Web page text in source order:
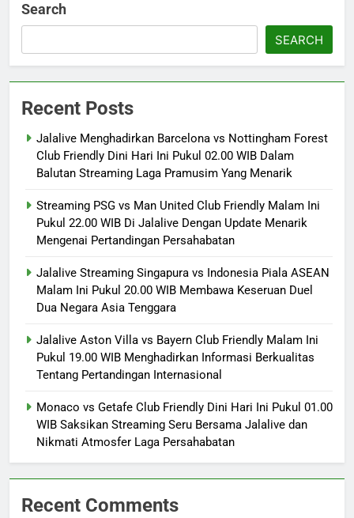
Search
SEARCH
Recent Posts
Jalalive Menghadirkan Barcelona vs Nottingham Forest
Club Friendly Dini Hari Ini Pukul 02.00 WIB Dalam
Balutan Streaming Laga Pramusim Yang Menarik
Streaming PSG vs Man United Club Friendly Malam Ini
Pukul 22.00 WIB Di Jalalive Dengan Update Menarik
Mengenai Pertandingan Persahabatan
Jalalive Streaming Singapura vs Indonesia Piala ASEAN
Malam Ini Pukul 20.00 WIB Membawa Keseruan Duel
Dua Negara Asia Tenggara
Jalalive Aston Villa vs Bayern Club Friendly Malam Ini
Pukul 19.00 WIB Menghadirkan Informasi Berkualitas
Tentang Pertandingan Internasional
Monaco vs Getafe Club Friendly Dini Hari Ini Pukul 01.00
WIB Saksikan Streaming Seru Bersama Jalalive dan
Nikmati Atmosfer Laga Persahabatan
Recent Comments